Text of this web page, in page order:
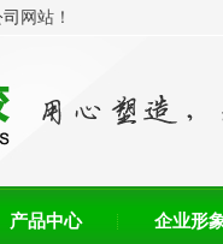
网站！
产品中心 企业形